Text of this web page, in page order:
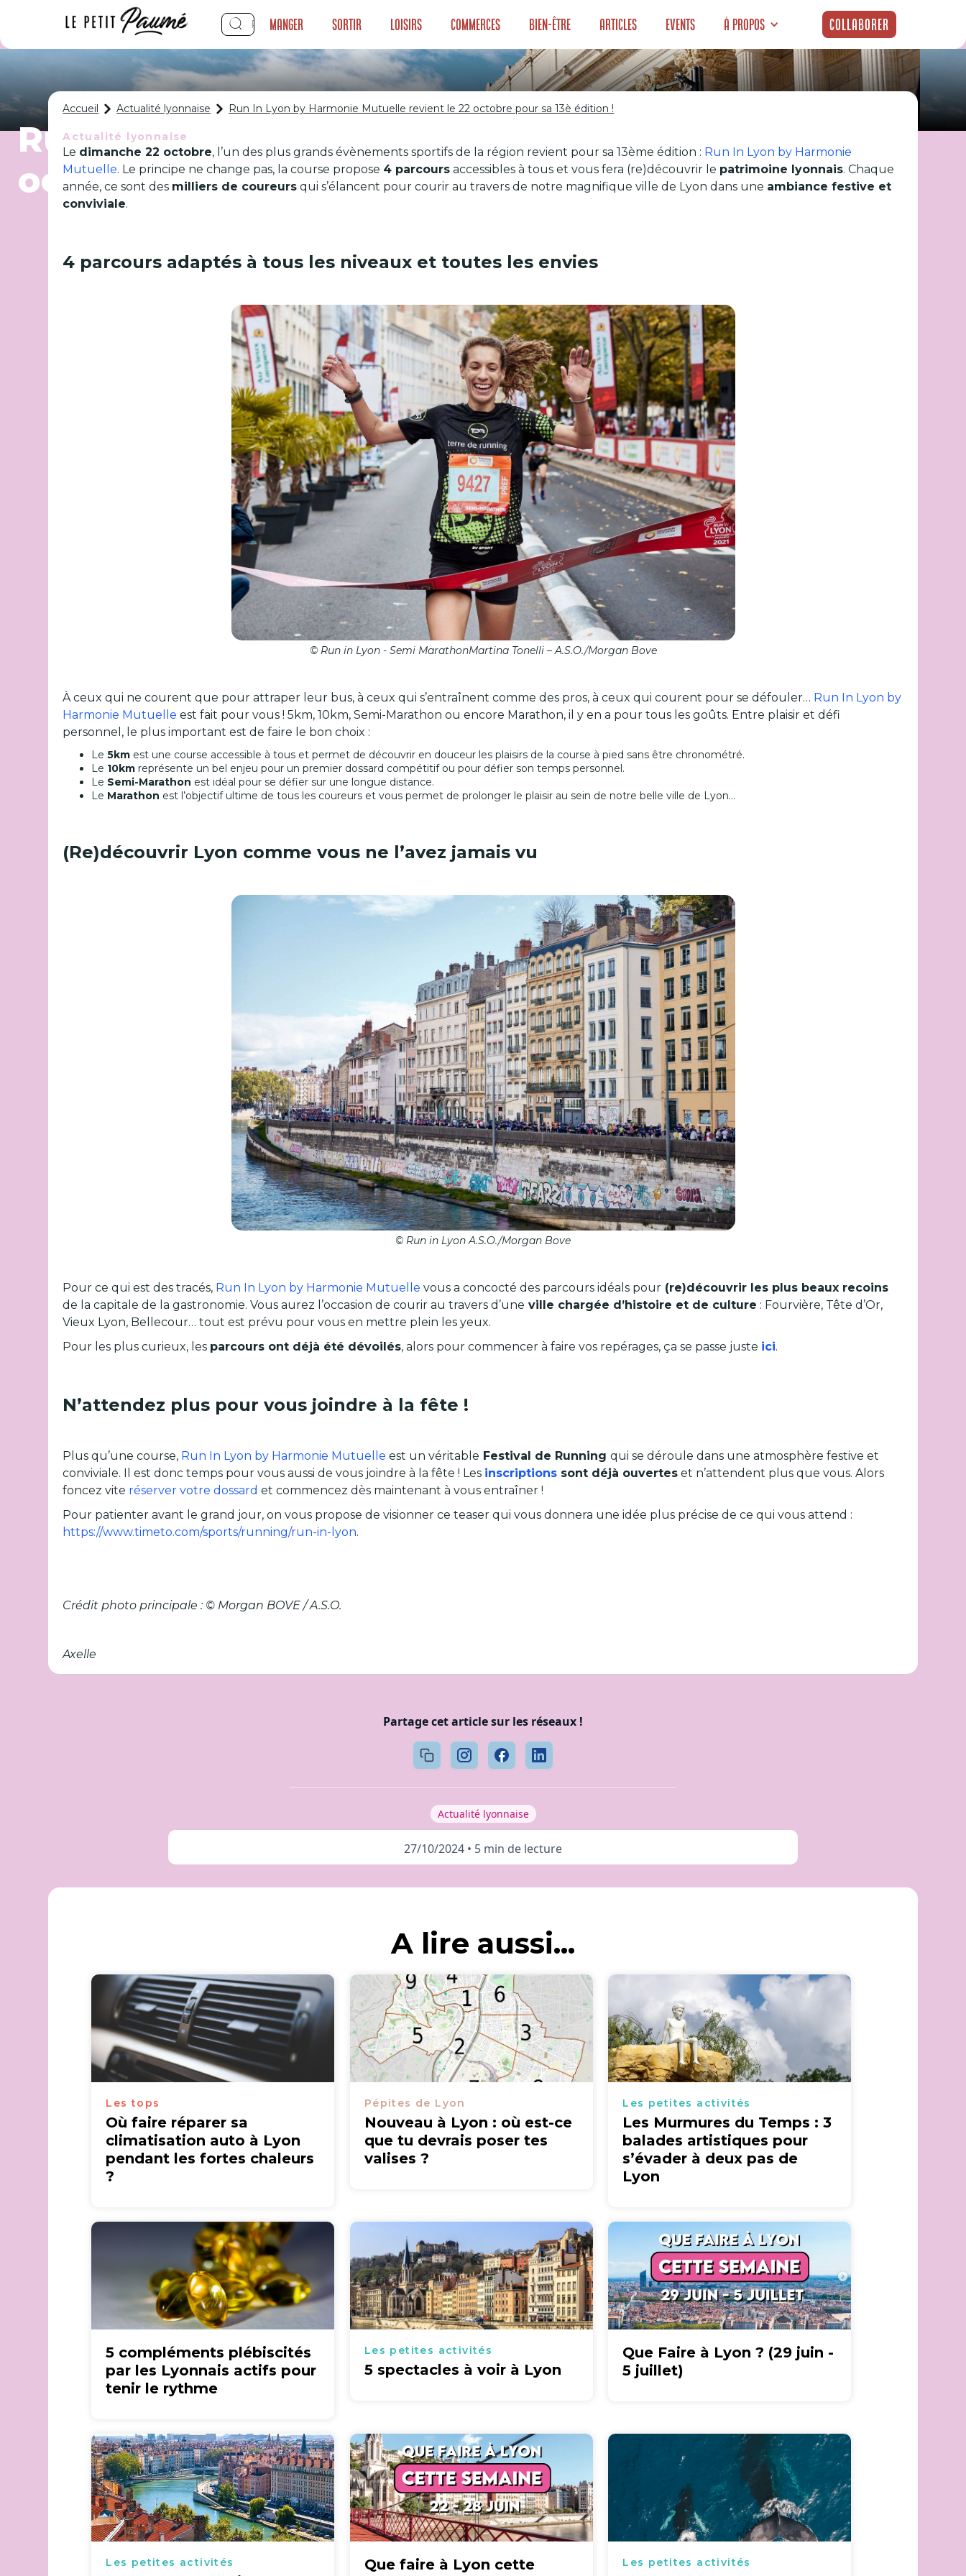
Manger Sortir Loisirs Commerces Bien-être Articles Events À propos Collaborer
Run In Lyon by Harmonie Mutuelle revient le 22
octobre pour sa 13è édition !
Accueil Actualité lyonnaise Run In Lyon by Harmonie Mutuelle revient le 22 octobre pour sa 13è édition !
Actualité lyonnaise
Le dimanche 22 octobre, l’un des plus grands évènements sportifs de la région revient pour sa 13ème édition : Run In Lyon by Harmonie
Mutuelle. Le principe ne change pas, la course propose 4 parcours accessibles à tous et vous fera (re)découvrir le patrimoine lyonnais. Chaque
année, ce sont des milliers de coureurs qui s’élancent pour courir au travers de notre magnifique ville de Lyon dans une ambiance festive et
conviviale.
4 parcours adaptés à tous les niveaux et toutes les envies
© Run in Lyon - Semi MarathonMartina Tonelli – A.S.O./Morgan Bove
À ceux qui ne courent que pour attraper leur bus, à ceux qui s’entraînent comme des pros, à ceux qui courent pour se défouler… Run In Lyon by
Harmonie Mutuelle est fait pour vous ! 5km, 10km, Semi-Marathon ou encore Marathon, il y en a pour tous les goûts. Entre plaisir et défi
personnel, le plus important est de faire le bon choix :
Le 5km est une course accessible à tous et permet de découvrir en douceur les plaisirs de la course à pied sans être chronométré.
Le 10km représente un bel enjeu pour un premier dossard compétitif ou pour défier son temps personnel.
Le Semi-Marathon est idéal pour se défier sur une longue distance.
Le Marathon est l’objectif ultime de tous les coureurs et vous permet de prolonger le plaisir au sein de notre belle ville de Lyon…
(Re)découvrir Lyon comme vous ne l’avez jamais vu
© Run in Lyon A.S.O./Morgan Bove
Pour ce qui est des tracés, Run In Lyon by Harmonie Mutuelle vous a concocté des parcours idéals pour (re)découvrir les plus beaux recoins
de la capitale de la gastronomie. Vous aurez l’occasion de courir au travers d’une ville chargée d’histoire et de culture : Fourvière, Tête d’Or,
Vieux Lyon, Bellecour… tout est prévu pour vous en mettre plein les yeux.
Pour les plus curieux, les parcours ont déjà été dévoilés, alors pour commencer à faire vos repérages, ça se passe juste ici.
N’attendez plus pour vous joindre à la fête !
Plus qu’une course, Run In Lyon by Harmonie Mutuelle est un véritable Festival de Runningqui se déroule dans une atmosphère festive et
conviviale. Il est donc temps pour vous aussi de vous joindre à la fête ! Les inscriptions sont déjà ouvertes et n’attendent plus que vous. Alors
foncez vite réserver votre dossard et commencez dès maintenant à vous entraîner !
Pour patienter avant le grand jour, on vous propose de visionner ce teaser qui vous donnera une idée plus précise de ce qui vous attend :
https://www.timeto.com/sports/running/run-in-lyon.
Crédit photo principale : © Morgan BOVE / A.S.O.
Axelle
Partage cet article sur les réseaux !
Actualité lyonnaise
27/10/2024 • 5 min de lecture
A lire aussi...
Les tops
Où faire réparer sa
climatisation auto à Lyon
pendant les fortes chaleurs
?
Pépites de Lyon
Nouveau à Lyon : où est-ce
que tu devrais poser tes
valises ?
Les petites activités
Les Murmures du Temps : 3
balades artistiques pour
s’évader à deux pas de
Lyon
5 compléments plébiscités
par les Lyonnais actifs pour
tenir le rythme
Les petites activités
5 spectacles à voir à Lyon
Que Faire à Lyon ? (29 juin -
5 juillet)
Les petites activités
Que faire à Lyon cette
Les petites activités